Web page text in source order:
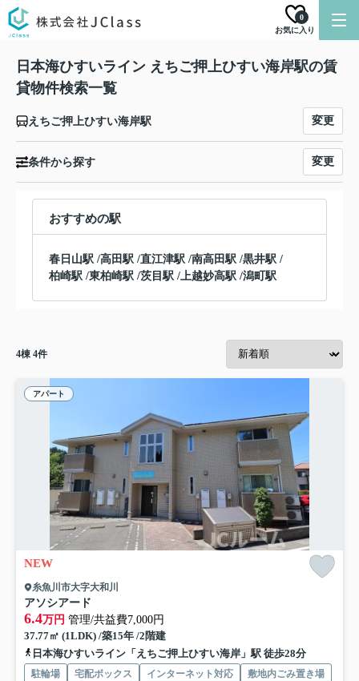
お気に入り
0
日本海ひすいライン えちご押上ひすい海岸駅の賃
貸物件検索一覧
えちご押上ひすい海岸駅 変更
条件から探す 変更
おすすめの駅
春日山駅 /高田駅 /直江津駅 /南高田駅 /黒井駅 /
柏崎駅 /東柏崎駅 /茨目駅 /上越妙高駅 /潟町駅
4棟 4件
アパート
NEW
糸魚川市大字大和川
アソシアード
6.4万円 管理/共益費7,000円
37.77㎡ (1LDK) /築15年 /2階建
日本海ひすいライン「えちご押上ひすい海岸」駅 徒歩28分
駐輪場 宅配ボックス インターネット対応
敷地内ごみ置き場